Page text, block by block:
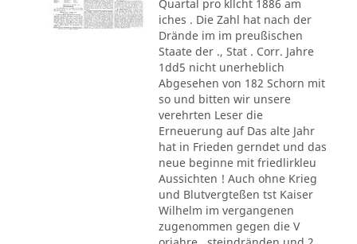
Quartal pro kllcht 1886 am
iches . Die Zahl hat nach der
Drände im im preußischen
Staate der ., Stat . Corr. Jahre
1dd5 nicht unerheblich
Abgesehen von 182 Schorn mit
so und bitten wir unsere
verehrten Leser die
Erneuerung auf Das alte Jahr
hat in Frieden gerndet und das
neue beginne mit friedlirkleu
Aussichten ! Auch ohne Krieg
und Blutvergteßen tst Kaiser
Wilhelm im vergangenen
zugenommen gegen die V